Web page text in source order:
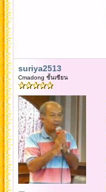
suriya2513
Cmadong ชั้นเซียน